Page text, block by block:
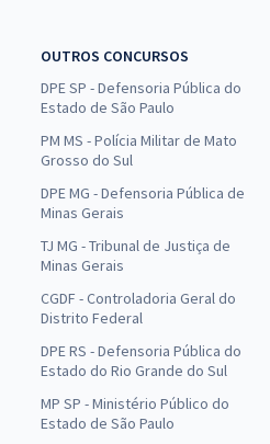
OUTROS CONCURSOS
DPE SP - Defensoria Pública do
Estado de São Paulo
PM MS - Polícia Militar de Mato
Grosso do Sul
DPE MG - Defensoria Pública de
Minas Gerais
TJ MG - Tribunal de Justiça de
Minas Gerais
CGDF - Controladoria Geral do
Distrito Federal
DPE RS - Defensoria Pública do
Estado do Rio Grande do Sul
MP SP - Ministério Público do
Estado de São Paulo